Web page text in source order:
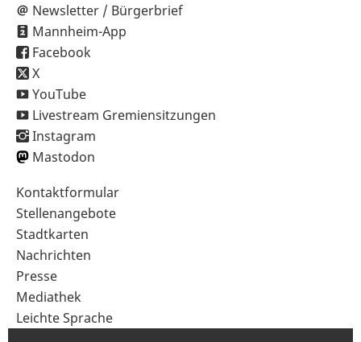
Newsletter / Bürgerbrief
Mannheim-App
Facebook
X
YouTube
Livestream Gremiensitzungen
Instagram
Mastodon
Sekundärnavigation
im
Fußbereich
Kontaktformular
Stellenangebote
Stadtkarten
Nachrichten
Presse
Mediathek
Leichte Sprache